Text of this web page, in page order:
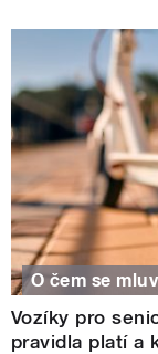
O čem se
Vozíky pro
pravidla platí a